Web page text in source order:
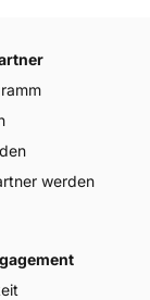
werden